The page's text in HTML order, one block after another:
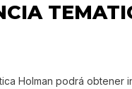
Holman podrá obtener